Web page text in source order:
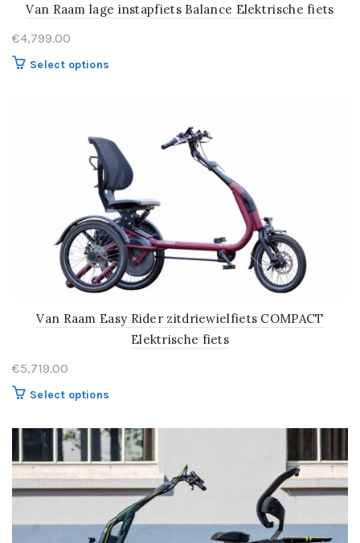
Van Raam lage instapfiets Balance Elektrische fiets
€4,799.00
Select options
Van Raam Easy Rider zitdriewielfiets COMPACT
Elektrische fiets
€5,719.00
Select options